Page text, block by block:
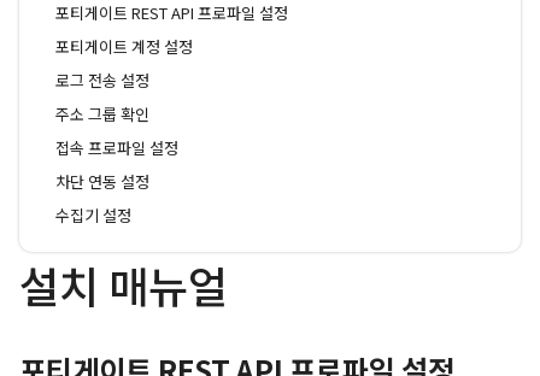
설치 매뉴얼
포티게이트 REST API 프로파일 설정
포티게이트 계정 설정
로그 전송 설정
주소 그룹 확인
접속 프로파일 설정
차단 연동 설정
수집기 설정